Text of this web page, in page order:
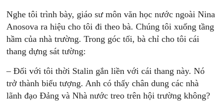
Nghe tôi trình bày, giáo sư môn văn học nước ngoài Nina
Anosova ra hiệu cho tôi đi theo bà. Chúng tôi xuống tầng
hầm của nhà trường. Trong góc tối, bà chỉ cho tôi cái
thang dựng sát tường:
– Ðối với tôi thời Stalin gắn liền với cái thang này. Nó
trở thành biểu tượng. Anh có thấy chân dung các nhà
lãnh đạo Ðảng và Nhà nước treo trên hội trường không?